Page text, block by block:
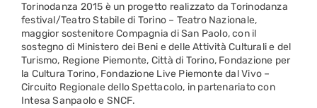
Torinodanza 2015 è un progetto realizzato da Torinodanza
festival/Teatro Stabile di Torino – Teatro Nazionale,
maggior sostenitore Compagnia di San Paolo, con il
sostegno di Ministero dei Beni e delle Attività Culturali e del
Turismo, Regione Piemonte, Città di Torino, Fondazione per
la Cultura Torino, Fondazione Live Piemonte dal Vivo –
Circuito Regionale dello Spettacolo, in partenariato con
Intesa Sanpaolo e SNCF.